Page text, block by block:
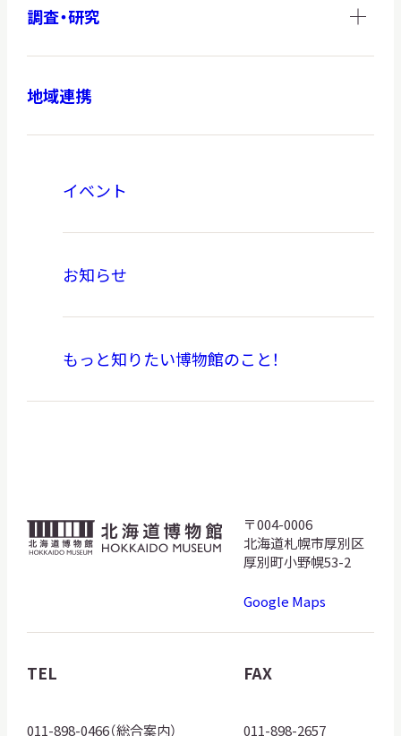
調査・研究
地域連携
イベント
お知らせ
もっと知りたい博物館のこと！
北
海
物
館
ゴ
〒004-0006
北海道札幌市厚別区
厚別町小野幌53-2
Google Maps
TEL
011-898-0466（総合案内）
FAX
011-898-2657